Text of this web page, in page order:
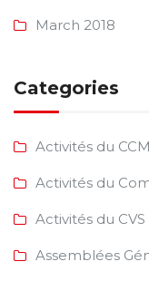
March 2018
Categories
Activités du CCM
Activités du
Activités du CVS
Assemblées